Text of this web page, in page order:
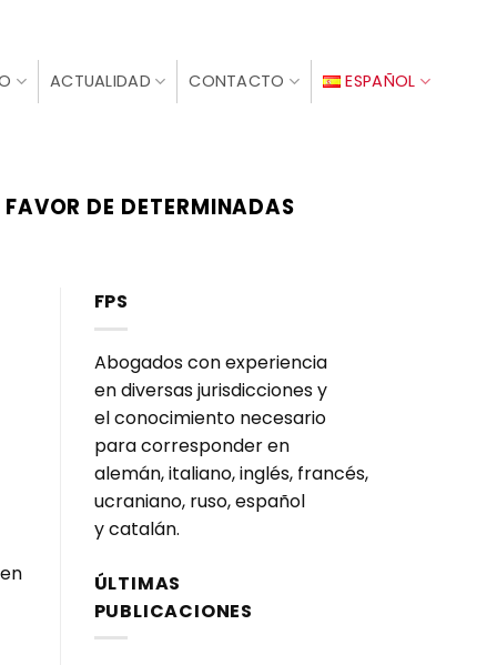
ACTUALIDAD CONTACTO ESPAÑOL
DE DETERMINADAS
FPS
Abogados con experiencia
en diversas jurisdicciones y
el conocimiento necesario
para corresponder en
alemán, italiano, inglés, francés,
ucraniano, ruso, español
y catalán.
ÚLTIMAS
PUBLICACIONES